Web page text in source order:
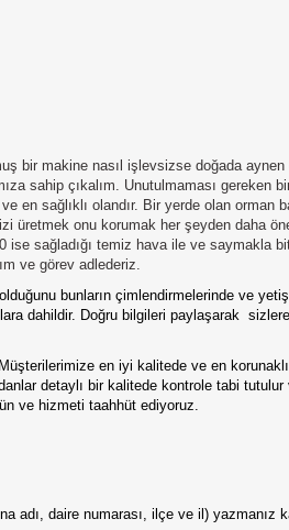
bir makine nasıl işlevsizse doğada
sahip çıkalım. Unutulmaması gereken
sağlıklı olandır. Bir yerde olan orman
üretmek onu korumak her şeyden daha
sağladığı temiz hava ile ve saymakla
ve görev adlederiz.
bunların çimlendirmelerinde ve
dahildir. Doğru bilgileri paylaşarak
en iyi kalitede ve en
detaylı bir kalitede kontrole tabi
ve hizmeti taahhüt ediyoruz.
daire numarası, ilçe ve il) yazmanız